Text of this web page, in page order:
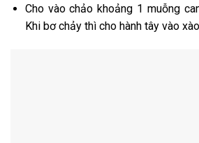
Cho vào chảo khoảng 1 muỗng
Khi bơ chảy thì cho hành tây vào